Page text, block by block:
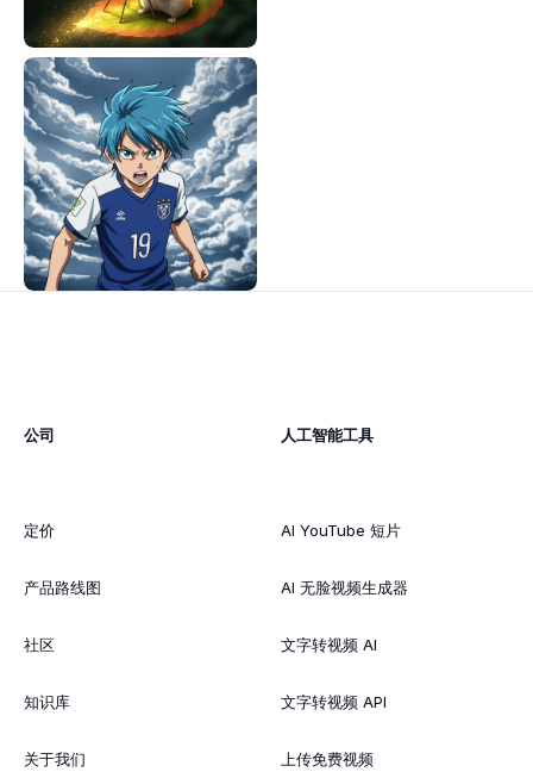
公司
定价
产品路线图
社区
知识库
关于我们
人工智能工具
AI YouTube 短片
AI 无脸视频生成器
文字转视频 AI
文字转视频 API
上传免费视频